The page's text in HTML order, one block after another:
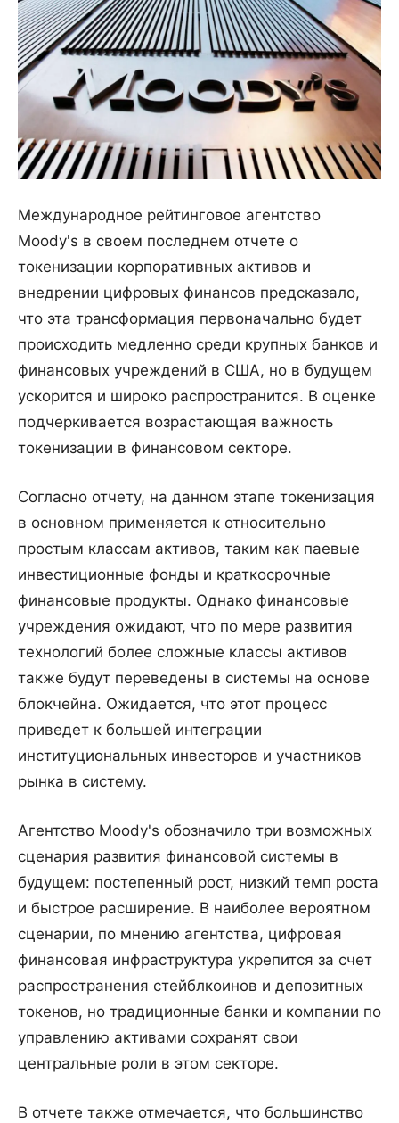
Международное рейтинговое агентство
Moody's в своем последнем отчете о
токенизации корпоративных активов и
внедрении цифровых финансов предсказало,
что эта трансформация первоначально будет
происходить медленно среди крупных банков и
финансовых учреждений в США, но в будущем
ускорится и широко распространится. В оценке
подчеркивается возрастающая важность
токенизации в финансовом секторе.
Согласно отчету, на данном этапе токенизация
в основном применяется к относительно
простым классам активов, таким как паевые
инвестиционные фонды и краткосрочные
финансовые продукты. Однако финансовые
учреждения ожидают, что по мере развития
технологий более сложные классы активов
также будут переведены в системы на основе
блокчейна. Ожидается, что этот процесс
приведет к большей интеграции
институциональных инвесторов и участников
рынка в систему.
Агентство Moody's обозначило три возможных
сценария развития финансовой системы в
будущем: постепенный рост, низкий темп роста
и быстрое расширение. В наиболее вероятном
сценарии, по мнению агентства, цифровая
финансовая инфраструктура укрепится за счет
распространения стейблкоинов и депозитных
токенов, но традиционные банки и компании по
управлению активами сохранят свои
центральные роли в этом секторе.
В отчете также отмечается, что большинство